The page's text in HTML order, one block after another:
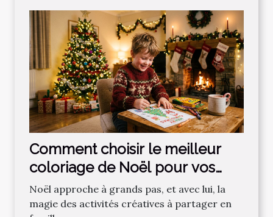
Comment choisir le meilleur
coloriage de Noël pour vos
enfants ?
Noël approche à grands pas, et avec lui, la
magie des activités créatives à partager en